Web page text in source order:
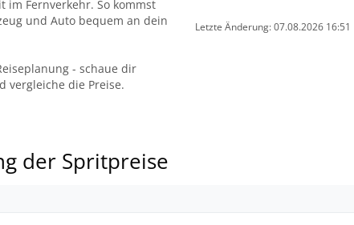
im Fernverkehr. So kommst
und Auto bequem an dein
- schaue dir
vergleiche die Preise.
Letzte Änderung: 07.08.2026 16:51
der Spritpreise